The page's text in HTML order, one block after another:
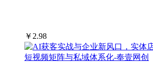
￥ 2.98